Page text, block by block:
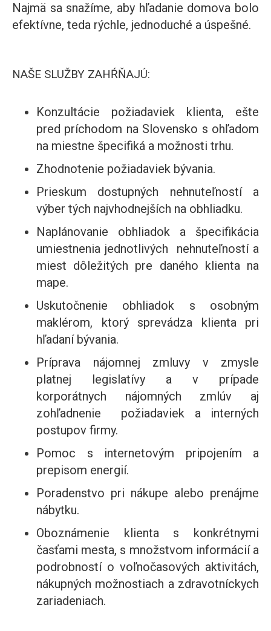
Najmä sa snažíme, aby hľadanie domova bolo
efektívne, teda rýchle, jednoduché a úspešné.
NAŠE SLUŽBY ZAHŔŇAJÚ:
Konzultácie požiadaviek klienta, ešte
pred príchodom na Slovensko s ohľadom
na miestne špecifiká a možnosti trhu.
Zhodnotenie požiadaviek bývania.
Prieskum dostupných nehnuteľností a
výber tých najvhodnejších na obhliadku.
Naplánovanie obhliadok a špecifikácia
umiestnenia jednotlivých nehnuteľností a
miest dôležitých pre daného klienta na
mape.
Uskutočnenie obhliadok s osobným
maklérom, ktorý sprevádza klienta pri
hľadaní bývania.
Príprava nájomnej zmluvy v zmysle
platnej legislatívy a v prípade
korporátnych nájomných zmlúv aj
zohľadnenie požiadaviek a interných
postupov firmy.
Pomoc s internetovým pripojením a
prepisom energií.
Poradenstvo pri nákupe alebo prenájme
nábytku.
Oboznámenie klienta s konkrétnymi
časťami mesta, s množstvom informácií a
podrobností o voľnočasových aktivitách,
nákupných možnostiach a zdravotníckych
zariadeniach.